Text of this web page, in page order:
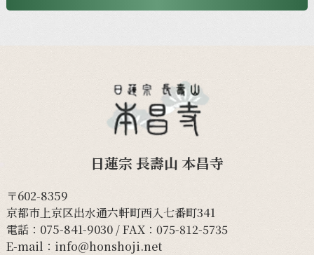
日蓮宗 長壽山 本昌寺
〒602-8359
京都市上京区出水通六軒町西入七番町341
電話： 075-841-9030/ FAX：075-812-5735
E-mail： info@honshoji.net